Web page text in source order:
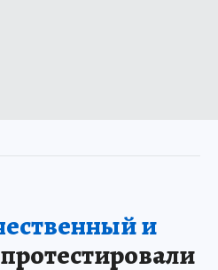
и
протестировали